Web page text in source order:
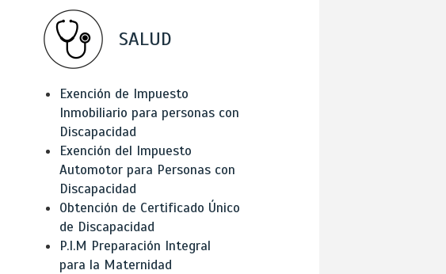
SALUD
Exención de Impuesto
Inmobiliario para personas con
Discapacidad
Exención del Impuesto
Automotor para Personas con
Discapacidad
Obtención de Certificado Único
de Discapacidad
P.I.M Preparación Integral
para la Maternidad